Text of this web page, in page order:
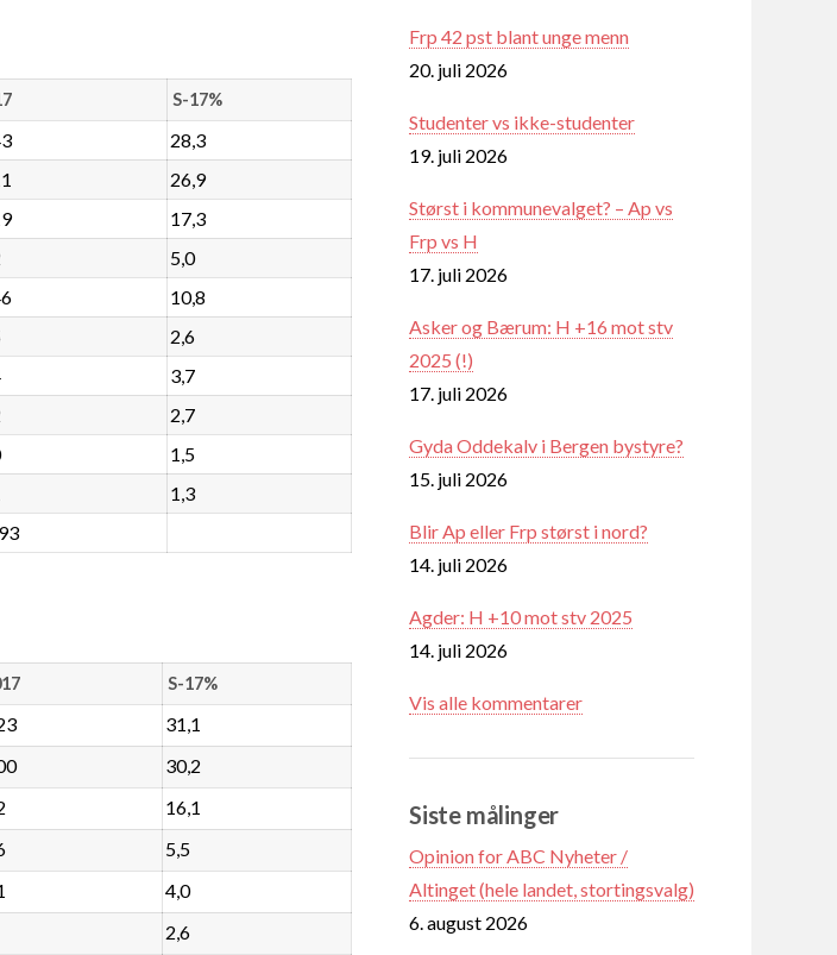
S-17%
28,3
26,9
17,3
5,0
10,8
2,6
3,7
2,7
1,5
1,3
S-17%
31,1
30,2
16,1
5,5
4,0
2,6
Frp 42 pst blant unge menn
20. juli 2026
Studenter vs ikke-studenter
19. juli 2026
Størst i kommunevalget? – Ap vs
Frp vs H
17. juli 2026
Asker og Bærum: H +16 mot stv
2025 (!)
17. juli 2026
Gyda Oddekalv i Bergen bystyre?
15. juli 2026
Blir Ap eller Frp størst i nord?
14. juli 2026
Agder: H +10 mot stv 2025
14. juli 2026
Vis alle kommentarer
Siste målinger
Opinion for ABC Nyheter /
Altinget (hele landet, stortingsvalg)
6. august 2026